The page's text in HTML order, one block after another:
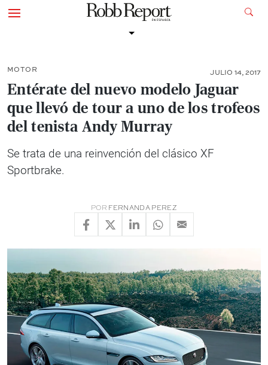
MOTOR JULIO 14, 2017
Entérate del nuevo modelo Jaguar
que llevó de tour a uno de los trofeos
del tenista Andy Murray
Se trata de una reinvención del clásico XF
Sportbrake.
POR FERNANDA PEREZ